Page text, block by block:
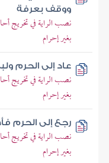
ووقف بعرفة
نصب الراية في تخريج
بغير إحرام
عاد إلى الحرم
نصب الراية في تخريج
بغير إحرام
رجع إلى الحرم
نصب الراية في تخريج
بغير إحرام